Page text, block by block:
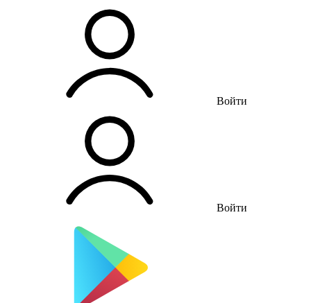
Войти
Войти